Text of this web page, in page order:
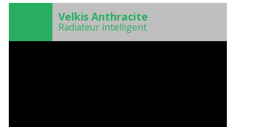
Velkis Anthracite
Radiateur intelligent